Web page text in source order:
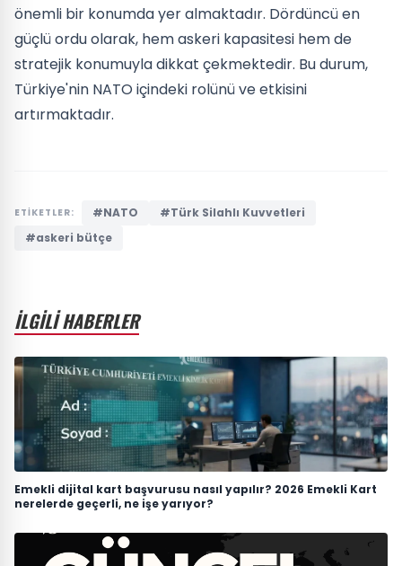
önemli bir konumda yer almaktadır. Dördüncü en
güçlü ordu olarak, hem askeri kapasitesi hem de
stratejik konumuyla dikkat çekmektedir. Bu durum,
Türkiye'nin NATO içindeki rolünü ve etkisini
artırmaktadır.
ETİKETLER: #NATO
#Türk Silahlı Kuvvetleri
#askeri bütçe
İLGİLİ HABERLER
Emekli dijital kart başvurusu nasıl yapılır? 2026 Emekli Kart
nerelerde geçerli, ne işe yarıyor?